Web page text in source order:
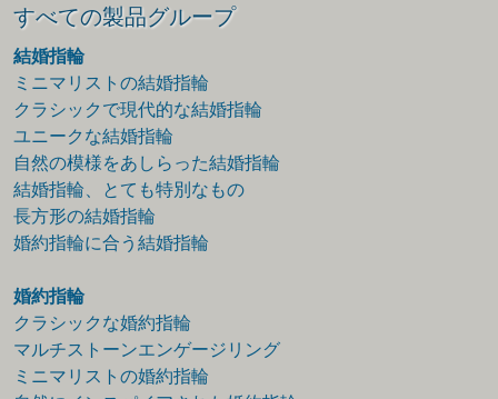
すべての製品グループ
結婚指輪
ミニマリストの結婚指輪
クラシックで現代的な結婚指輪
ユニークな結婚指輪
自然の模様をあしらった結婚指輪
結婚指輪、とても特別なもの
長方形の結婚指輪
婚約指輪に合う結婚指輪
婚約指輪
クラシックな婚約指輪
マルチストーンエンゲージリング
ミニマリストの婚約指輪